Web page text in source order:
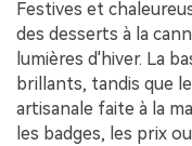
Festives et
des desserts à la
lumières d'hiver. La
brillants, tandis que
artisanale faite à la
les badges, les prix